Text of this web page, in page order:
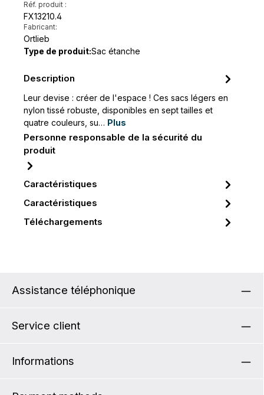
Réf. produit :
FX13210.4
Fabricant:
Ortlieb
Type de produit:Sac étanche
Description
Leur devise : créer de l'espace ! Ces sacs légers en
nylon tissé robuste, disponibles en sept tailles et
quatre couleurs, su… Plus
Personne responsable de la sécurité du
produit
Caractéristiques
Caractéristiques
Téléchargements
Assistance téléphonique
Service client
Informations